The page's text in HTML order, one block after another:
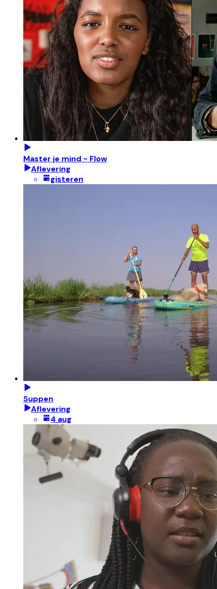
Master je mind - Flow
Aflevering
gisteren
Suppen
Aflevering
4 aug